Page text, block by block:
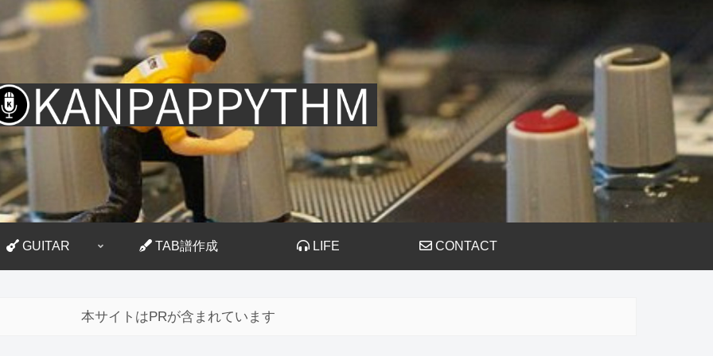
GUITAR TAB譜作成 LIFE CONTACT
本サイトはPRが含まれています